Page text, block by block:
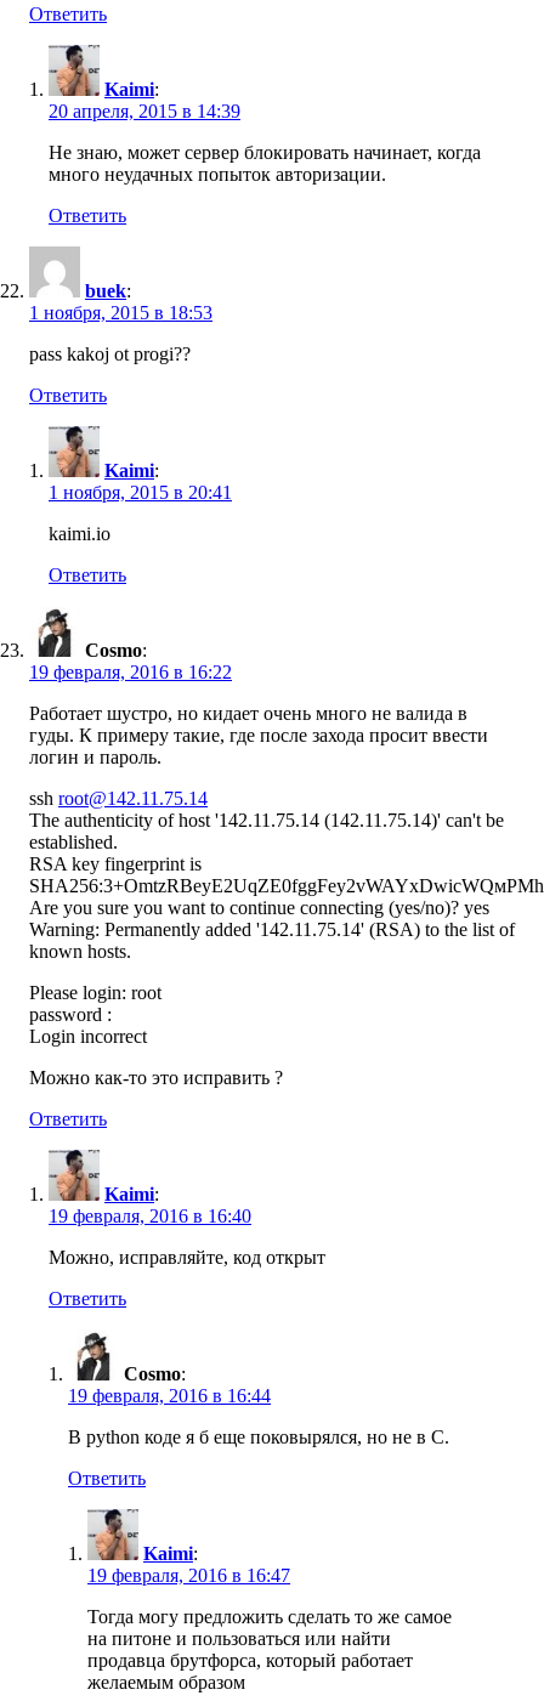
Ответить
Kaimi:
20 апреля, 2015 в 14:39
Не знаю, может сервер блокировать начинает, когда
много неудачных попыток авторизации.
Ответить
buek:
1 ноября, 2015 в 18:53
pass kakoj ot progi??
Ответить
Kaimi:
1 ноября, 2015 в 20:41
kaimi.io
Ответить
Cosmo:
19 февраля, 2016 в 16:22
Работает шустро, но кидает очень много не валида в
гуды. К примеру такие, где после захода просит ввести
логин и пароль.
ssh root@142.11.75.14
The authenticity of host '142.11.75.14 (142.11.75.14)' can't be
established.
RSA key fingerprint is
Are you sure you want to continue connecting (yes/no)? yes
Warning: Permanently added '142.11.75.14' (RSA) to the list of
known hosts.
Please login: root
password :
Login incorrect
Можно как-то это исправить ?
Ответить
Kaimi:
19 февраля, 2016 в 16:40
Можно, исправляйте, код открыт
Ответить
Cosmo:
19 февраля, 2016 в 16:44
В python коде я б еще поковырялся, но не в C.
Ответить
Kaimi:
19 февраля, 2016 в 16:47
Тогда могу предложить сделать то же самое
на питоне и пользоваться или найти
продавца брутфорса, который работает
желаемым образом